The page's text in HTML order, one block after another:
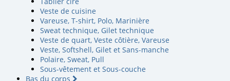
Veste de cuisine
Vareuse, T-shirt, Polo, Marinière
Sweat technique, Gilet technique
Veste de quart, Veste côtière, Vareuse
Veste, Softshell, Gilet et Sans-manche
Polaire, Sweat, Pull
Sous-vêtement et Sous-couche
Bas du corps